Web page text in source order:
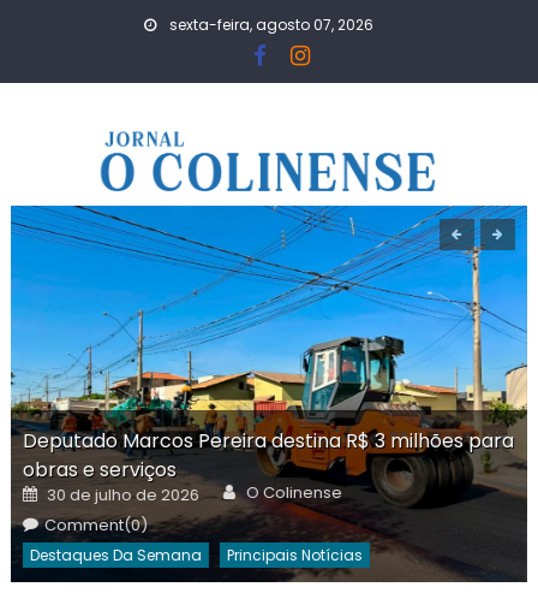
sexta-feira, agosto 07, 2026
Deputado Marcos Pereira destina R$ 3 milhões para
obras e serviços
Posted
on
30 de julho de 2026 Author
O Colinense
Comment(0)
Destaques Da Semana Principais Notícias